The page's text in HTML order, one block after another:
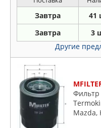
Завтра 41
Завтра 3
Другие
Mazda,